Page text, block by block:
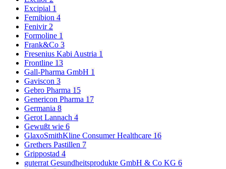
Excipial 1
Femibion 4
Fenivir2
Formoline 1
Frank&Co 3
Fresenius Kabi Austria 1
Frontline 13
Gall-Pharma GmbH 1
Gaviscon 3
Gebro Pharma 15
Genericon Pharma 17
Germania 8
Gerot Lannach 4
Gewußt wie 6
GlaxoSmithKline Consumer Healthcare 16
Grethers Pastillen 7
Grippostad 4
guterrat Gesundheitsprodukte GmbH & Co KG 6